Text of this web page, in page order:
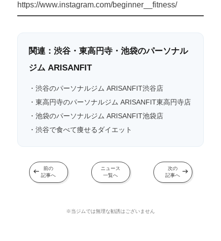
https://www.instagram.com/beginner__fitness/
関連：渋谷・東高円寺・池袋のパーソナル
ジム ARISANFIT
・ 渋谷のパーソナルジム ARISANFIT渋谷店
・ 東高円寺のパーソナルジム ARISANFIT東高円寺店
・ 池袋のパーソナルジム ARISANFIT池袋店
・ 渋谷で食べて痩せるダイエット
arrow_left_alt
前の
記事へ
ニュース
一覧へ
次の
記事へ arrow_right_alt
​※当ジムでは無理な勧誘はございません